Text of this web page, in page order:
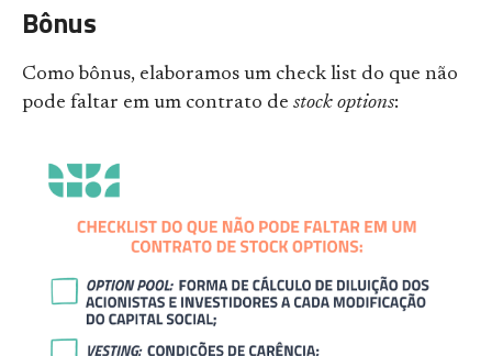
Bônus
Como bônus, elaboramos um check list do que não
pode faltar em um contrato de stock options: